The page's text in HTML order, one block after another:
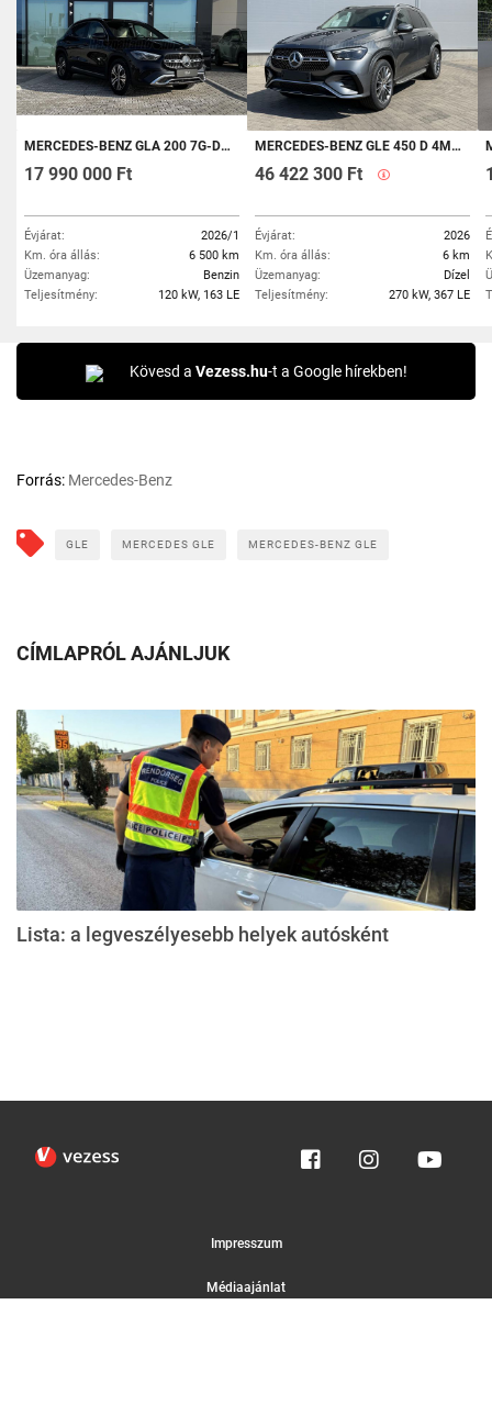
MERCEDES-BENZ GLA 200 7G-DCT MILD HYBRID DRIVE /ÁFÁS/ INTEGRÁLT SZERVIZCSOMAG ÉS GARANCIA 2030-IG!
17 990 000 Ft
Évjárat:
2026/1
Km. óra állás:
6 500 km
Üzemanyag:
Benzin
Teljesítmény:
120 kW, 163 LE
MERCEDES-BENZ GLE 450 D 4MATIC 9G-TRONIC MILD HYBRID DRIVE
46 422 300 Ft
Évjárat:
2026
Km. óra állás:
6 km
Üzemanyag:
Dízel
Teljesítmény:
270 kW, 367 LE
Kövesd a Vezess.hu-t a Google hírekben!
Forrás: Mercedes-Benz
GLE MERCEDES GLE MERCEDES-BENZ GLE
CÍMLAPRÓL AJÁNLJUK
Lista: a legveszélyesebb helyek autósként
Impresszum
Médiaajánlat